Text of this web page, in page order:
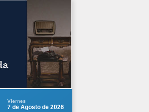
Viernes
7 de Agosto de 2026